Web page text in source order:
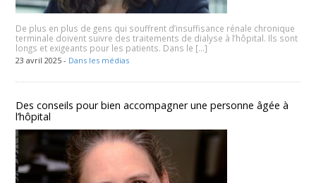
De plus en plus de gens qui souffrent d’insuffisance rénale chronique
terminale doivent suivre des traitements de dialyse à l’hôpital. Ils sont
longs et exigeants pour les patients. Dans le […]
23 avril 2025 - Dans les médias
Des conseils pour bien accompagner une personne âgée à
l’hôpital